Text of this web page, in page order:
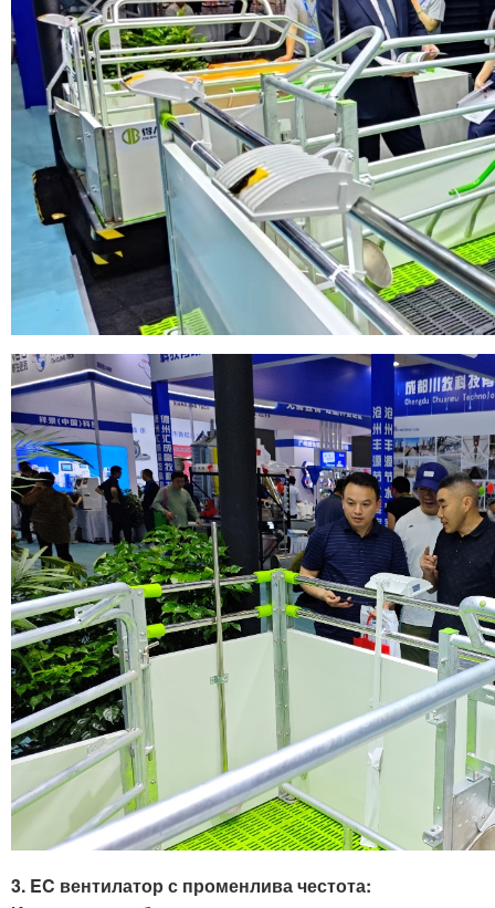
3. EC вентилатор с променлива честота: